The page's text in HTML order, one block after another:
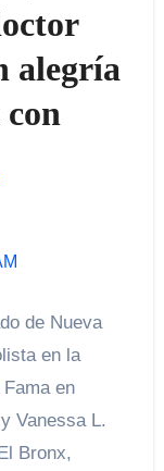
alegría
en la
en
Vanessa L.
Bronx,